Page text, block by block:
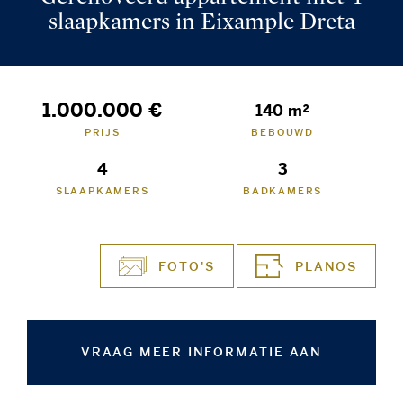
slaapkamers in Eixample Dreta
1.000.000 €
PRIJS
140 m²
BEBOUWD
4
SLAAPKAMERS
3
BADKAMERS
FOTO'S PLANOS
VRAAG MEER INFORMATIE AAN